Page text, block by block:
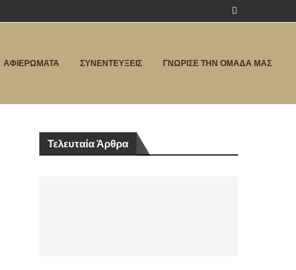
ΑΦΙΕΡΩΜΑΤΑ ΣΥΝΕΝΤΕΥΞΕΙΣ ΓΝΩΡΙΣΕ ΤΗΝ ΟΜΑΔΑ ΜΑΣ
Τελευταία Άρθρα